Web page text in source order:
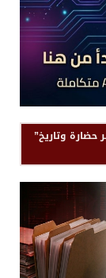
حضارة وتاريخ”